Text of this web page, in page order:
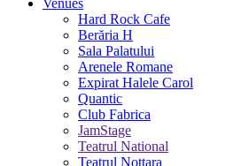
Venues
Hard Rock Cafe
Berăria H
Sala Palatului
Arenele Romane
Expirat Halele Carol
Quantic
Club Fabrica
JamStage
Teatrul National
Teatrul Nottara